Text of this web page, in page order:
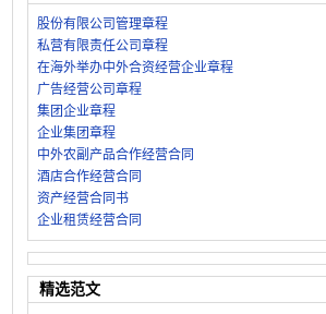
股份有限公司管理章程
私营有限责任公司章程
在海外举办中外合资经营企业章程
广告经营公司章程
集团企业章程
企业集团章程
中外农副产品合作经营合同
酒店合作经营合同
资产经营合同书
企业租赁经营合同
精选范文